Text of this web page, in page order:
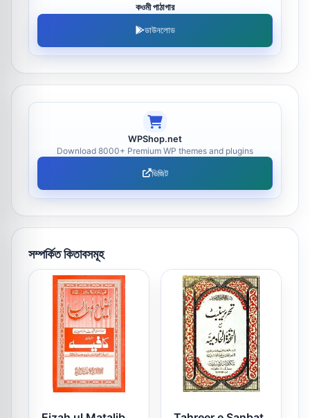
কওমী পাঠাগার
ডাউনলোড
WPShop.net
Download 8000+ Premium WP themes and plugins
ভিজিট
সম্পর্কিত কিতাবসমূহ